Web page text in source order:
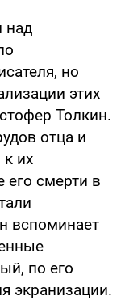
над
но
этих
Толкин.
отца и
к их
его смерти в
вспоминает
по его
экранизации.